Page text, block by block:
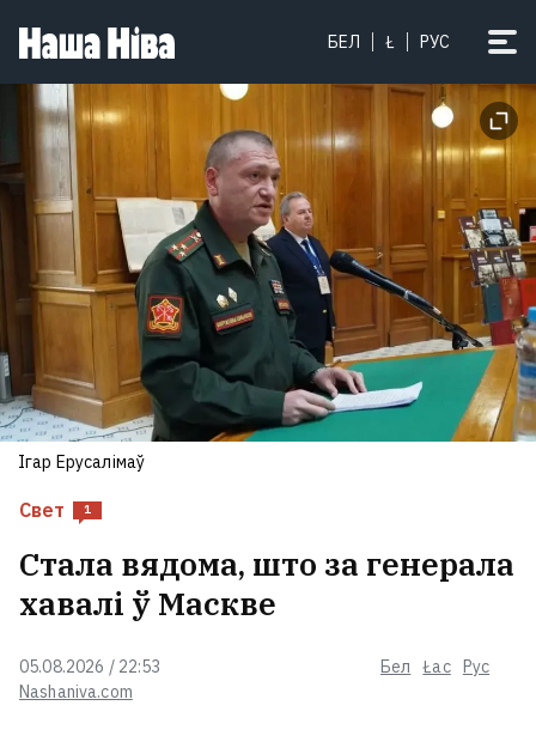
БЕЛ Ł РУС
Свет 1
Nashaniva.com
05.08.2026 / 22:53 Бел Łac Рус
Стала вядома, што за генерала
хавалі ў Маскве
Ігар Ерусалімаў